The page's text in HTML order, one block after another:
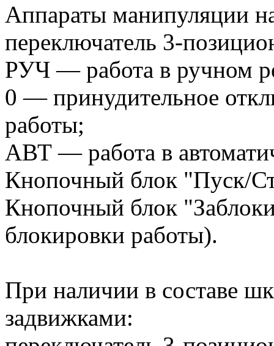
Аппараты манипуляции
переключатель 3-
РУЧ — работа в ручном
0 — принудительное
работы;
АВТ — работа в
Кнопочный блок "Пуск/
Кнопочный блок
блокировки работы).
При наличии в составе
задвижками: